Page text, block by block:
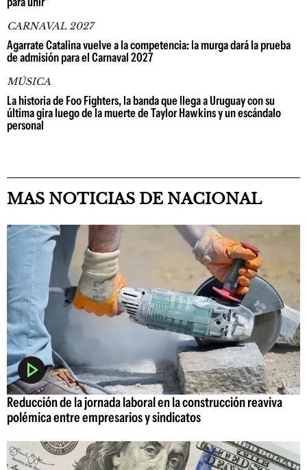
CARNAVAL 2027
Agarrate Catalina vuelve a la competencia: la murga dará la prueba
de admisión para el Carnaval 2027
MÚSICA
La historia de Foo Fighters, la banda que llega a Uruguay con su
última gira luego de la muerte de Taylor Hawkins y un escándalo
personal
MAS NOTICIAS DE NACIONAL
Reducción de la jornada laboral en la construcción reaviva
polémica entre empresarios y sindicatos